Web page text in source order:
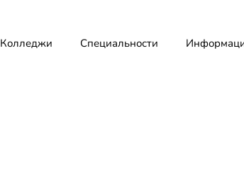
Колледжи Специальности